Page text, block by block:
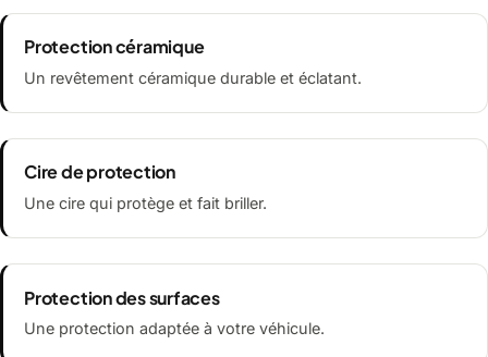
Protection céramique
Un revêtement céramique durable et éclatant.
Cire de protection
Une cire qui protège et fait briller.
Protection des surfaces
Une protection adaptée à votre véhicule.